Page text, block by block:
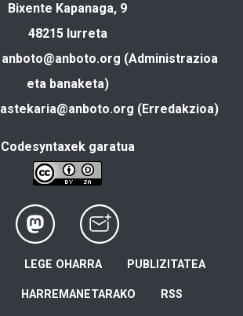
Bixente Kapanaga, 9
48215 Iurreta
anboto@anboto.org (Administrazioa
eta banaketa)
astekaria@anboto.org (Erredakzioa)
Codesyntaxek garatua
LEGE OHARRA PUBLIZITATEA
HARREMANETARAKO RSS